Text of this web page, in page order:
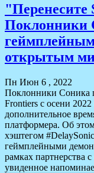
"Перенесите
Поклонники
открытым
Пн Июн 6 , 2022
Поклонники Соника
Frontiers с осени
дополнительное
платформера. Об
хэштегом
геймплейными
рамках партнерства
увиденное